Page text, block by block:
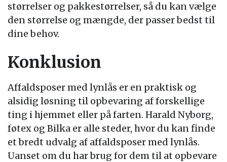
størrelser og pakkestørrelser, så du kan vælge
den størrelse og mængde, der passer bedst til
dine behov.
Konklusion
Affaldsposer med lynlås er en praktisk og
alsidig løsning til opbevaring af forskellige
ting i hjemmet eller på farten. Harald Nyborg,
føtex og Bilka er alle steder, hvor du kan finde
et bredt udvalg af affaldsposer med lynlås.
Uanset om du har brug for dem til at opbevare